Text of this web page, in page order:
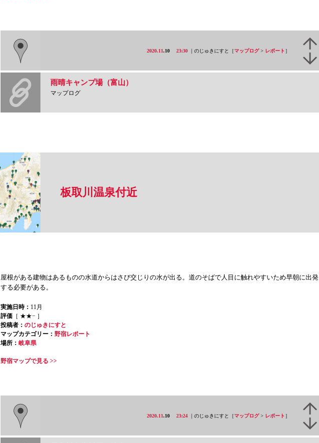
2020.11.10 23:30 ｜のじゅきにすと［マップログ> レポート ］
雨晴キャンプ場（富山）
マップログ
板取川温泉付近
屋根がある建物はあるものの水道からはさび交じりの水が出る。道のそばで人目に触れやすいため早朝に出発
する必要がある。
実施日時： 11月
評価 ［ ★★− ］
投稿者： のじゅきにすと
マップカテゴリー： 野宿レポート
場所： 岐阜県
野宿マップで見る >>
2020.11.10 23:24 ｜のじゅきにすと［マップログ> レポート ］